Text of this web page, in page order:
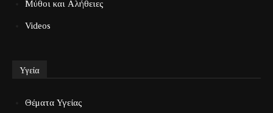
Μύθοι και Αλήθειες
Videos
Υγεία
Θέματα Υγείας